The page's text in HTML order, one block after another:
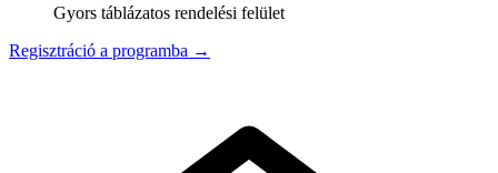
Gyors táblázatos rendelési felület
Regisztráció a programba →